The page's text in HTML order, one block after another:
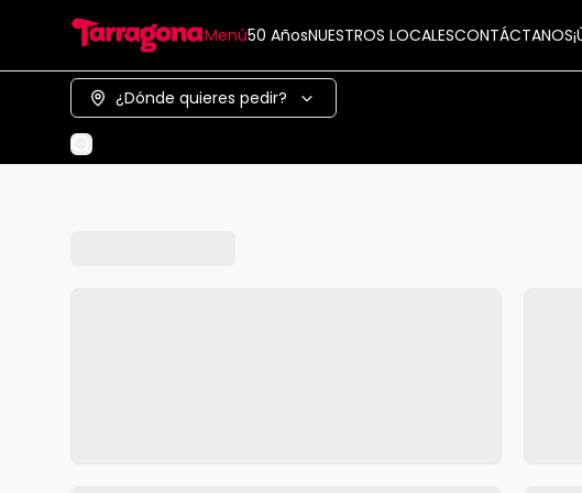
Menú50 AñosNUESTROS LOCALESCONTÁCTANOS
¿Dónde quieres pedir?